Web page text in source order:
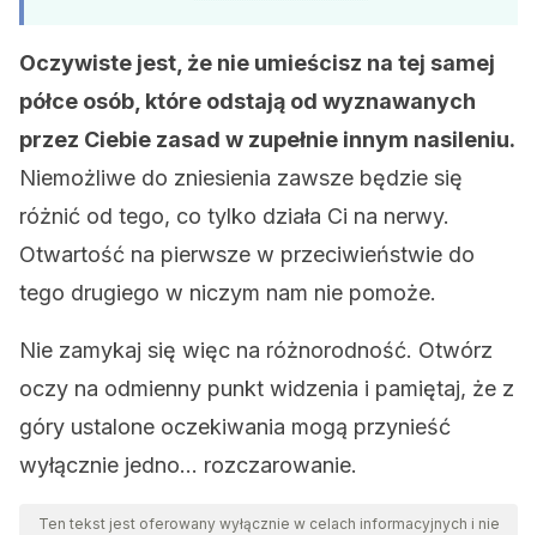
Oczywiste jest, że nie umieścisz na tej samej
półce osób, które odstają od wyznawanych
przez Ciebie zasad w zupełnie innym nasileniu.
Niemożliwe do zniesienia zawsze będzie się
różnić od tego, co tylko działa Ci na nerwy.
Otwartość na pierwsze w przeciwieństwie do
tego drugiego w niczym nam nie pomoże.
Nie zamykaj się więc na różnorodność. Otwórz
oczy na odmienny punkt widzenia i pamiętaj, że z
góry ustalone oczekiwania mogą przynieść
wyłącznie jedno… rozczarowanie.
Ten tekst jest oferowany wyłącznie w celach informacyjnych i nie